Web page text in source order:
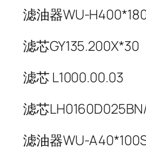
滤油器WU-
滤芯GY135.200X*30
滤芯 L1000.00.03
滤芯
滤油器WU-